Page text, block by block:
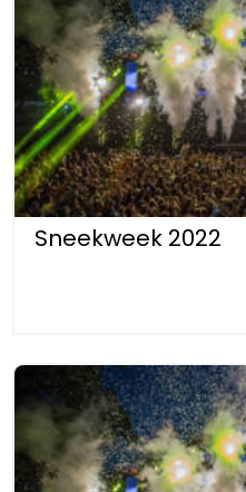
Sneekweek 2022